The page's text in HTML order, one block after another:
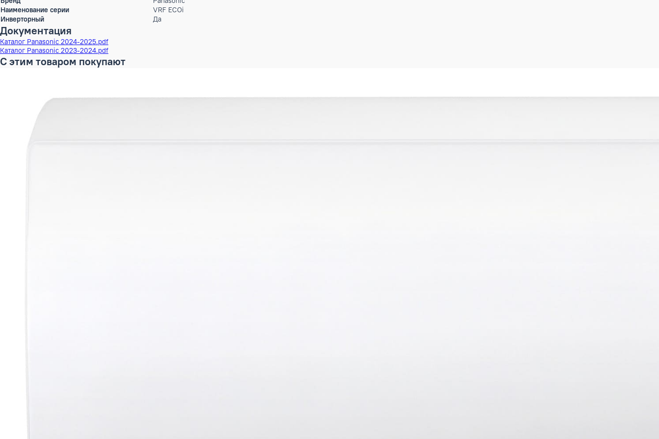
Max.длина магистрали
500 м
Перепад высот
50 м
Диаметр труб (жидкость)
Диаметр труб (газ)
Тип хладагента
Количество заправляемого хладагента
Диапазон наружных температур, охлаждение
202.6 см
Длина трассы до 1-го блока